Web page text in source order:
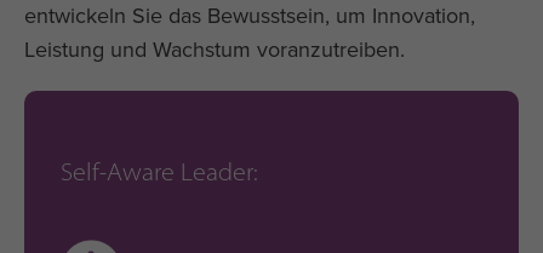
entwickeln Sie das Bewusstsein, um Innovation,
Leistung und Wachstum voranzutreiben.
Self-Aware Leader: